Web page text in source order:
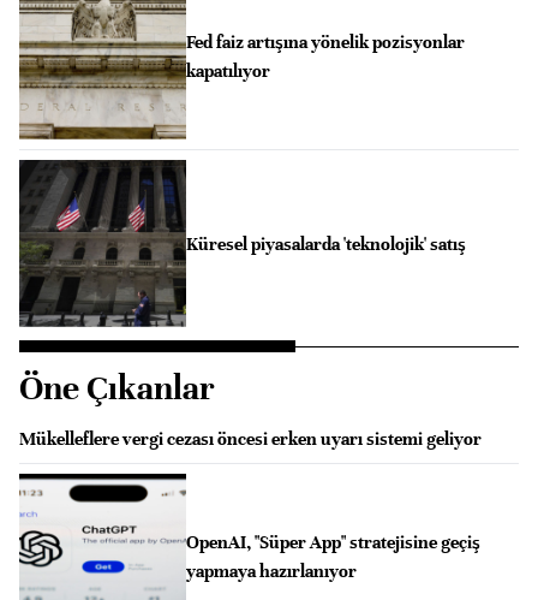
Fed faiz artışına yönelik pozisyonlar
kapatılıyor
Küresel piyasalarda 'teknolojik' satış
Öne Çıkanlar
Mükelleflere vergi cezası öncesi erken uyarı sistemi geliyor
OpenAI, "Süper App" stratejisine geçiş
yapmaya hazırlanıyor